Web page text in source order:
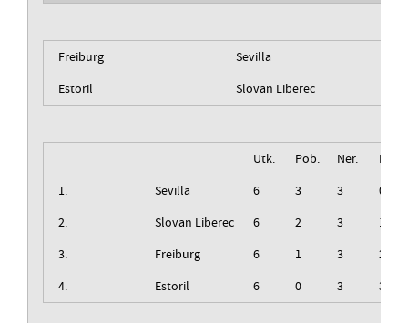
Freiburg
Sevilla
Estoril
Slovan Liberec
Utk. Pob. Ner.
Izg.
1.
Sevilla 6 3 3
0
2.
Slovan Liberec 6 2 3
1
3.
Freiburg 6 1 3
2
4.
Estoril 6 0 3 3